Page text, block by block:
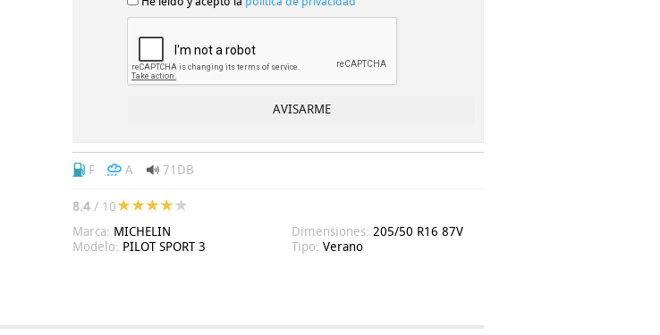
F A 71DB
8.4 / 10
Marca: MICHELIN
Modelo: PILOT SPORT 3
Dimensiones: 205/50 R16 87V
Tipo: Verano